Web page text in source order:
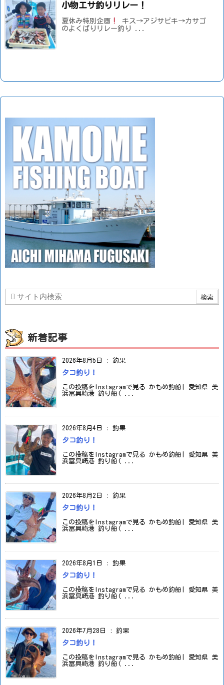
小物エサ釣りリレー！
夏休み特別企画
キス→アジサビキ→カサゴ
のよくばりリレー釣り ...
新着記事
2026年8月5日 : 釣果
タコ釣り！
この投稿をInstagramで見る かもめ釣船| 愛知県 美
浜冨具崎港 釣り船( ...
2026年8月4日 : 釣果
タコ釣り！
この投稿をInstagramで見る かもめ釣船| 愛知県 美
浜冨具崎港 釣り船( ...
2026年8月2日 : 釣果
タコ釣り！
この投稿をInstagramで見る かもめ釣船| 愛知県 美
浜冨具崎港 釣り船( ...
2026年8月1日 : 釣果
タコ釣り！
この投稿をInstagramで見る かもめ釣船| 愛知県 美
浜冨具崎港 釣り船( ...
2026年7月28日 : 釣果
タコ釣り！
この投稿をInstagramで見る かもめ釣船| 愛知県 美
浜冨具崎港 釣り船( ...